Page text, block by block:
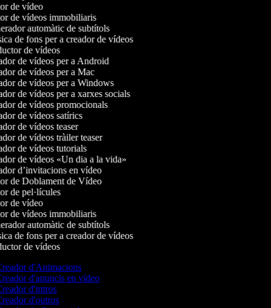
de vídeo
de vídeos immobiliaris
automàtic de subtítols
de fons per a creador de vídeos
de vídeos
de vídeos per a Android
de vídeos per a Mac
de vídeos per a Windows
de vídeos per a xarxes socials
de vídeos promocionals
de vídeos satírics
de vídeos teaser
de vídeos tràiler teaser
de vídeos tutorials
de vídeos «Un dia a la vida»
d’invitacions en vídeo
de Doblament de Vídeo
de pel·lícules
de vídeo
de vídeos immobiliaris
automàtic de subtítols
de fons per a creador de vídeos
de vídeos
d'Animacions
d'anuncis en vídeo
d'intros
d'outros